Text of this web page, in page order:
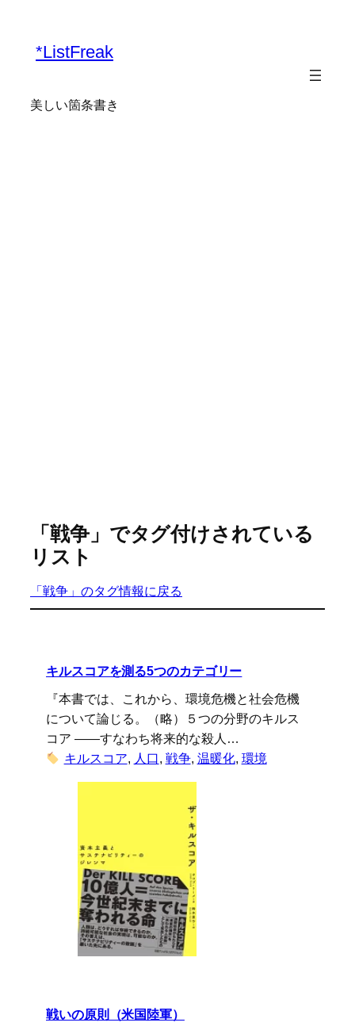
*ListFreak
美しい箇条書き
「戦争」でタグ付けされている
リスト
「戦争」のタグ情報に戻る
キルスコアを測る5つのカテゴリー
『本書では、これから、環境危機と社会危機
について論じる。（略）５つの分野のキルス
コア ――すなわち将来的な殺人…
キルスコア, 人口, 戦争, 温暖化, 環境
戦いの原則（米国陸軍）